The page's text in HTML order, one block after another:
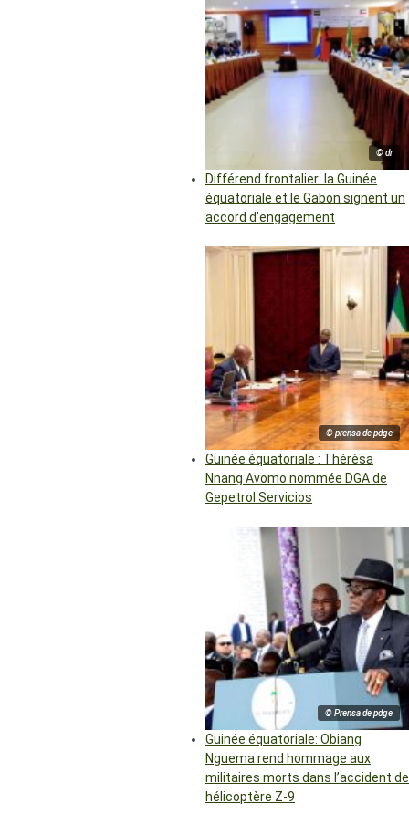
© dr
Différend frontalier: la Guinée
équatoriale et le Gabon signent un
accord d’engagement
© prensa de pdge
Guinée équatoriale : Thérèsa
Nnang Avomo nommée DGA de
Gepetrol Servicios
© Prensa de pdge
Guinée équatoriale: Obiang
Nguema rend hommage aux
militaires morts dans l’accident de
hélicoptère Z-9